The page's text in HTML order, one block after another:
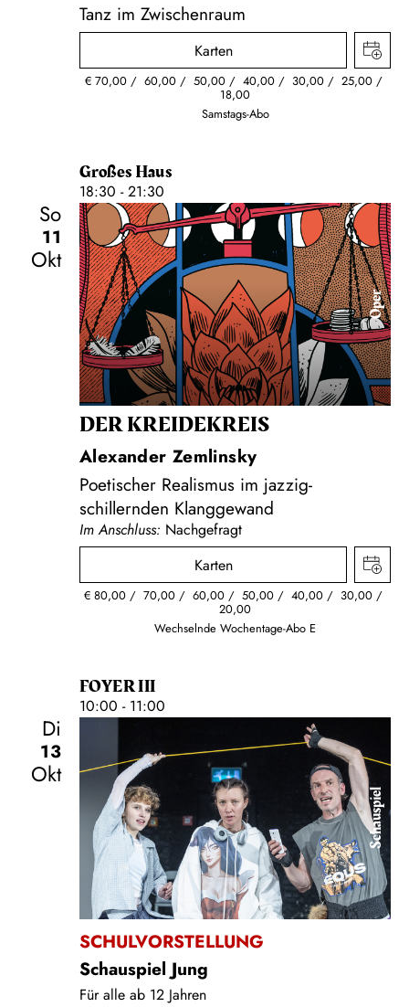
Tanz im Zwischenraum
Karten
€ 70,00 60,00 50,00 40,00 30,00 25,00
18,00
Samstags-Abo
Großes Haus
18:30 - 21:30
So
11
Okt
Oper
DER KREIDE­KREIS
Alexander Zemlinsky
Poetischer Realismus im jazzig-
schillernden Klanggewand
Im Anschluss: Nachgefragt
Karten
€ 80,00 70,00 60,00 50,00 40,00 30,00
20,00
Wechselnde Wochentage-Abo E
FOYER III
10:00 - 11:00
Di
13
Okt
Schauspiel
SCHULVORSTELLUNG
Schauspiel Jung
Für alle ab 12 Jahren